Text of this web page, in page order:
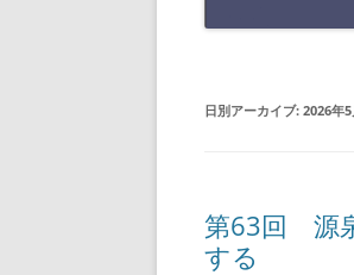
日別アーカイブ: 2026年
第63回 源
する